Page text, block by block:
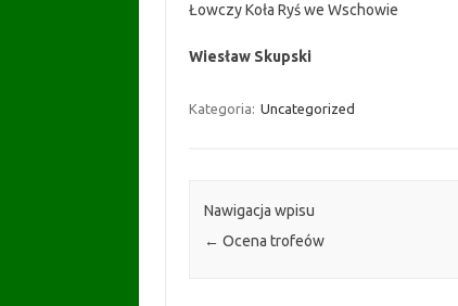
Łowczy Koła Ryś we Wschowie
Wiesław Skupski
Kategoria: Uncategorized
Nawigacja wpisu
← Ocena trofeów